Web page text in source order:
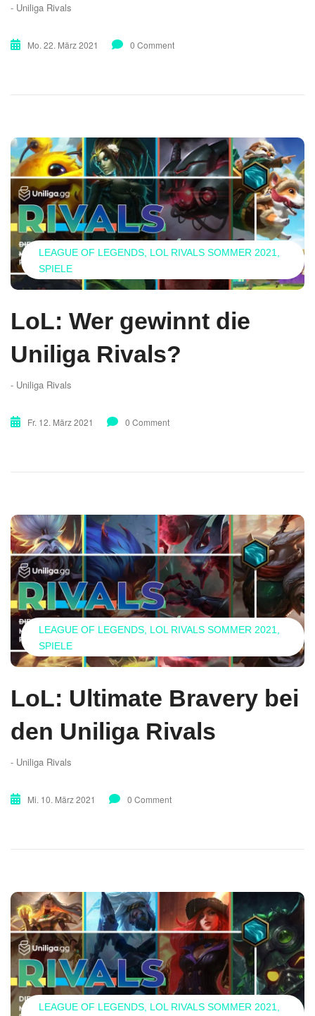
- Uniliga Rivals
Mo. 22. März 2021 0 Comment
LEAGUE OF LEGENDS LOL RIVALS SOMMER 2021
SPIELE
LoL: Wer gewinnt die
Uniliga Rivals?
- Uniliga Rivals
Fr. 12. März 2021 0 Comment
LEAGUE OF LEGENDS LOL RIVALS SOMMER 2021
SPIELE
LoL: Ultimate Bravery bei
den Uniliga Rivals
- Uniliga Rivals
Mi. 10. März 2021 0 Comment
LEAGUE OF LEGENDS LOL RIVALS SOMMER 2021